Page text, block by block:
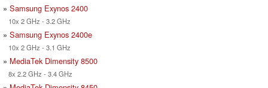
» Samsung Exynos 2400
10x 2 GHz - 3.2 GHz
» Samsung Exynos 2400e
10x 2 GHz - 3.1 GHz
» MediaTek Dimensity 8500
8x 2.2 GHz - 3.4 GHz